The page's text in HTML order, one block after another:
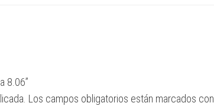
8.06”
Los campos obligatorios están marcados con